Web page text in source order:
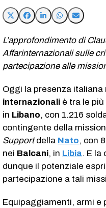
L’approfondimento di
Affarinternazionali sulle
partecipazione alle
Oggi la presenza italiana
internazionali è tra le
in Libano, con 1.216
contingente della
Supportdella Nato, con
nei Balcani, in Libia. E la
dunque il potenziale
partecipazione a tali
Equipaggiamenti, armi e